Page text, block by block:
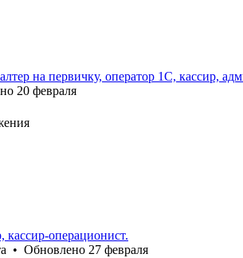
на первичку, оператор 1С, кассир,
20 февраля
кассир-операционист.
• Обновлено 27 февраля